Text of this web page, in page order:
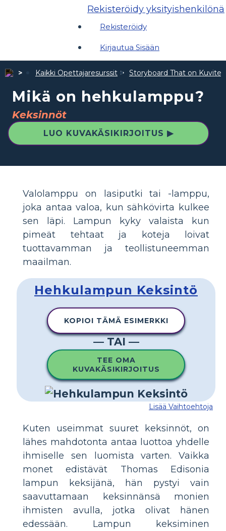
Rekisteröidy yksityishenkilönä
Rekisteröidy
Kirjautua Sisään
Kaikki Opettajaresurssit Storyboard That on
Mikä on hehkulamppu?
Keksinnöt
LUO KUVAKÄSIKIRJOITUS ▶
Valolamppu on lasiputki tai -lamppu,
joka antaa valoa, kun sähkövirta kulkee
sen läpi. Lampun kyky valaista kun
pimeät tehtaat ja koteja loivat
tuottavamman ja teollistuneemman
maailman.
Hehkulampun Keksintö
KOPIOI TÄMÄ ESIMERKKI
— TAI —
TEE OMA
KUVAKÄSIKIRJOITUS
Lisää Vaihtoehtoja
Kuten useimmat suuret keksinnöt, on
lähes mahdotonta antaa luottoa yhdelle
ihmiselle sen luomista varten. Vaikka
monet edistävät Thomas Edisonia
lampun keksijänä, hän pystyi vain
saavuttamaan keksinnänsä monien
ihmisten avulla, jotka olivat hänen
edessään. Lampun keksiminen